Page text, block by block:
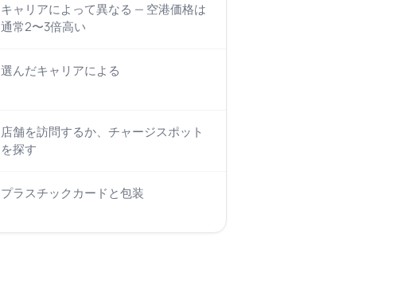
キャリアによって異なる — 空港価格は
通常2〜3倍高い
選んだキャリアによる
店舗を訪問するか、チャージスポット
を探す
プラスチックカードと包装